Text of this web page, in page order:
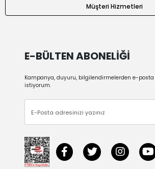
Müşteri Hizmetleri
E-BÜLTEN ABONELİĞİ
Kampanya, duyuru, bilgilendirmelerden e-
istiyorum.